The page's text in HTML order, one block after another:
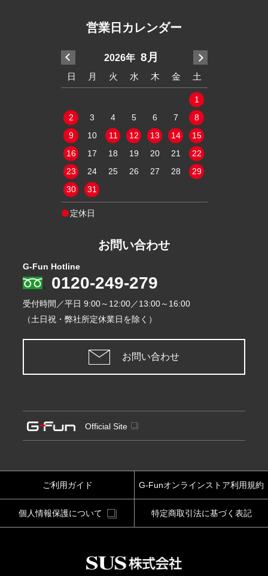
営業日カレンダー
2026年 8月
日 月 火 水 木 金 土
1
2
3 4 5 6 7
8
9
10 11 12 13 14
15
16
17 18 19 20 21
22
23
24 25 26 27 28
29
30
31
定休日
お問い合わせ
G-Fun Hotline
0120-249-279
受付時間／平日 9:00～12:00／13:00～16:00
（土日祝・弊社所定休業日を除く）
お問い合わせ
Official Site
ご利用ガイド G-Funオンラインストア利用規約
個人情報保護について 特定商取引法に基づく表記